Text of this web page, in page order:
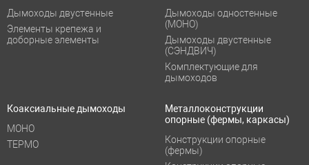
Дымоходы двустенные
Элементы крепежа и
доборные элементы
Дымоходы одностенные
(МОНО)
Дымоходы двустенные
(СЭНДВИЧ)
Комплектующие для
дымоходов
Коаксиальные дымоходы
МОНО
ТЕРМО
Металлоконструкции
опорные (фермы, каркасы)
Конструкции опорные
(фермы)